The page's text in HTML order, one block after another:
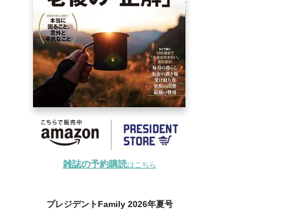
雑誌の予約購読はこちら
プレジデントFamily 2026年夏号